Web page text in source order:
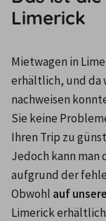
Limerick
Mietwagen in
erhältlich, und da
nachweisen
Sie keine
Ihren Trip zu
Jedoch kann
aufgrund der
Obwohl auf
Limerick